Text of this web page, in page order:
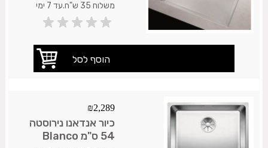
משלוח 35 ש"ח.עד 7 ימי
עסקים.
₪2,289
כיור אנדאנו נירוסטה
54 ס"מ Blanco